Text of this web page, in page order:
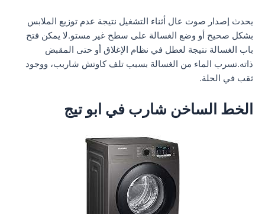
يحدث إصدار صوت عال أثناء التشغيل نتيجة عدم توزيع الملابس
بشكل صحيح أو وضع الغسالة على سطح غير مستو.لا يمكن فتح
باب الغسالة نتيجة لعطل في نظام الإغلاق أو حتى المقبض
ذاته.تسرب الماء من الغسالة بسبب تلف كاوتش شاربب، ووجود
ثقب في الحلة.
الخط الساخن شارب في ابو تيج